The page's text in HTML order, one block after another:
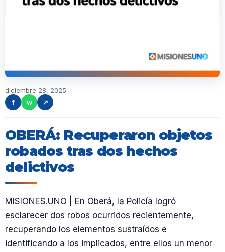
diciembre 28, 2025
f
w ↗
OBERÁ: Recuperaron objetos
robados tras dos hechos
delictivos
MISIONES.UNO | En Oberá, la Policía logró
esclarecer dos robos ocurridos recientemente,
recuperando los elementos sustraídos e
identificando a los implicados, entre ellos un menor